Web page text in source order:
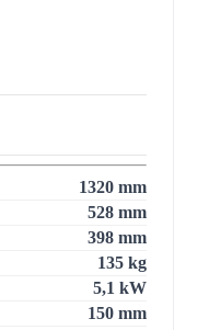
1320 mm
528 mm
398 mm
135 kg
5,1 kW
150 mm